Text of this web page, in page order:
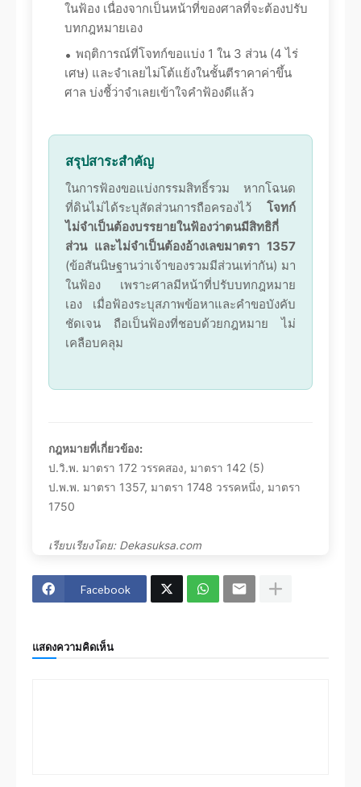
ในฟ้อง เนื่องจากเป็นหน้าที่ของศาลที่จะต้องปรับ
บทกฎหมายเอง
พฤติการณ์ที่โจทก์ขอแบ่ง 1 ใน 3 ส่วน (4 ไร่
เศษ) และจำเลยไม่โต้แย้งในชั้นตีราคาค่าขึ้น
ศาล บ่งชี้ว่าจำเลยเข้าใจคำฟ้องดีแล้ว
สรุปสาระสำคัญ
ในการฟ้องขอแบ่งกรรมสิทธิ์รวม หากโฉนด
ที่ดินไม่ได้ระบุสัดส่วนการถือครองไว้ โจทก์
ไม่จำเป็นต้องบรรยายในฟ้องว่าตนมีสิทธิกี่
ส่วน และไม่จำเป็นต้องอ้างเลขมาตรา 1357
(ข้อสันนิษฐานว่าเจ้าของรวมมีส่วนเท่ากัน) มา
ในฟ้อง เพราะศาลมีหน้าที่ปรับบทกฎหมาย
เอง เมื่อฟ้องระบุสภาพข้อหาและคำขอบังคับ
ชัดเจน ถือเป็นฟ้องที่ชอบด้วยกฎหมาย ไม่
เคลือบคลุม
กฎหมายที่เกี่ยวข้อง:
ป.วิ.พ. มาตรา 172 วรรคสอง, มาตรา 142 (5)
ป.พ.พ. มาตรา 1357, มาตรา 1748 วรรคหนึ่ง, มาตรา
1750
เรียบเรียงโดย: Dekasuksa.com
Facebook
แสดงความคิดเห็น